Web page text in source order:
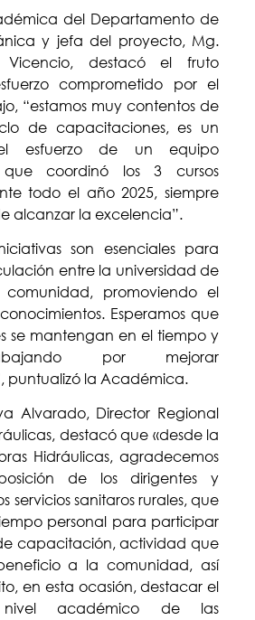
del Departamento de
y jefa del proyecto, Mg.
Vicencio, destacó el fruto
comprometido por el
“estamos muy contentos de
de capacitaciones, es un
esfuerzo de un equipo
que coordinó los 3 cursos
todo el año 2025, siempre
alcanzar la excelencia”.
son esenciales para
entre la universidad de
promoviendo el
Esperamos que
se mantengan en el tiempo y
por mejorar
puntualizó la Académica.
Alvarado, Director Regional
destacó que «desde la
Hidráulicas, agradecemos
de los dirigentes y
servicios sanitaros rurales, que
personal para participar
capacitación, actividad que
a la comunidad, así
en esta ocasión, destacar el
nivel académico de las